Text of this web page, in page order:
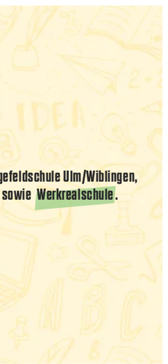
Ulm/Wiblingen,
sowie Werkrealschule.